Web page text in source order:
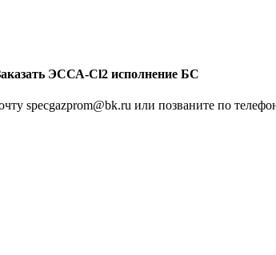
ЭССА-Сl2 исполнение БС
specgazprom@bk.ru или позваните по